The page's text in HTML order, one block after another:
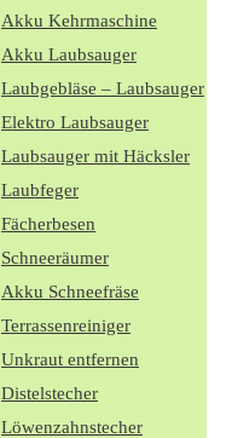
Akku Kehrmaschine
Akku Laubsauger
Laubgebläse – Laubsauger
Elektro Laubsauger
Laubsauger mit Häcksler
Laubfeger
Fächerbesen
Schneeräumer
Akku Schneefräse
Terrassenreiniger
Unkraut entfernen
Distelstecher
Löwenzahnstecher